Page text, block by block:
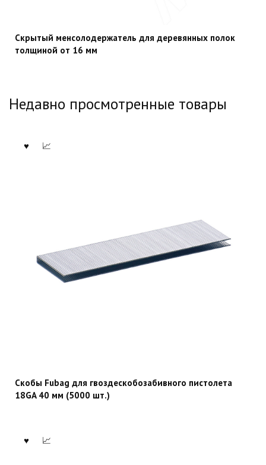
Скрытый менсолодержатель для деревянных полок
толщиной от 16 мм
Недавно просмотренные товары
Скобы Fubag для гвоздескобозабивного пистолета
18GA 40 мм (5000 шт.)